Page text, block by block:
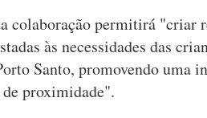
colaboração permitirá "criar
às necessidades das
Santo, promovendo uma
proximidade".